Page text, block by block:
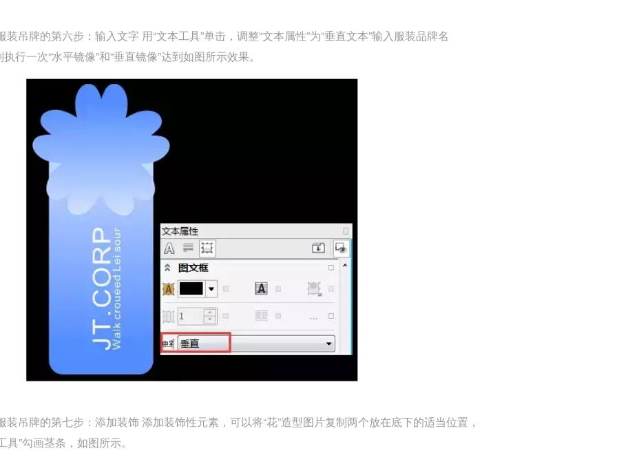
吊牌的第六步：输入文字 用“文本工具”单击，调整“文本属性”为“垂直文本”输入服装品牌名
行一次“水平镜像”和“垂直镜像”达到如图所示效果。
吊牌的第七步：添加装饰 添加装饰性元素，可以将“花”造型图片复制两个放在底下的适当位置，
具”勾画茎条，如图所示。